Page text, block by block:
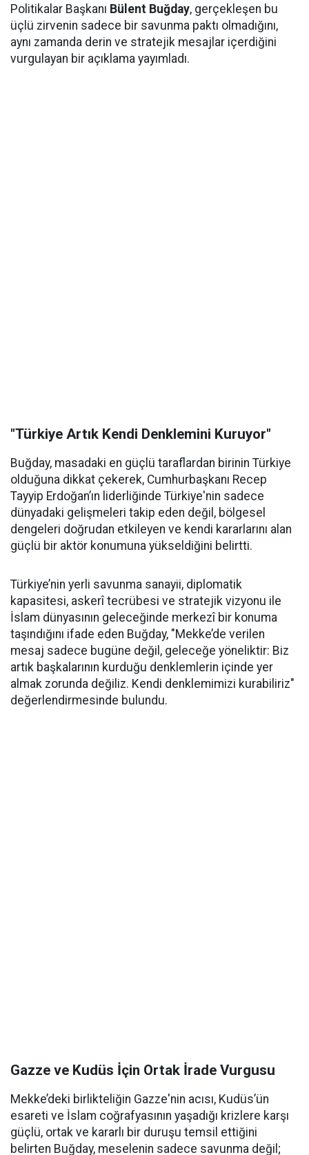
Politikalar Başkanı Bülent Buğday, gerçekleşen bu
üçlü zirvenin sadece bir savunma paktı olmadığını,
aynı zamanda derin ve stratejik mesajlar içerdiğini
vurgulayan bir açıklama yayımladı.
"Türkiye Artık Kendi Denklemini Kuruyor"
Buğday, masadaki en güçlü taraflardan birinin Türkiye
olduğuna dikkat çekerek, Cumhurbaşkanı Recep
Tayyip Erdoğan’ın liderliğinde Türkiye'nin sadece
dünyadaki gelişmeleri takip eden değil, bölgesel
dengeleri doğrudan etkileyen ve kendi kararlarını alan
güçlü bir aktör konumuna yükseldiğini belirtti.
Türkiye’nin yerli savunma sanayii, diplomatik
kapasitesi, askerî tecrübesi ve stratejik vizyonu ile
İslam dünyasının geleceğinde merkezî bir konuma
taşındığını ifade eden Buğday, "Mekke’de verilen
mesaj sadece bugüne değil, geleceğe yöneliktir: Biz
artık başkalarının kurduğu denklemlerin içinde yer
almak zorunda değiliz. Kendi denklemimizi kurabiliriz"
değerlendirmesinde bulundu.
Gazze ve Kudüs İçin Ortak İrade Vurgusu
Mekke’deki birlikteliğin Gazze'nin acısı, Kudüs’ün
esareti ve İslam coğrafyasının yaşadığı krizlere karşı
güçlü, ortak ve kararlı bir duruşu temsil ettiğini
belirten Buğday, meselenin sadece savunma değil;